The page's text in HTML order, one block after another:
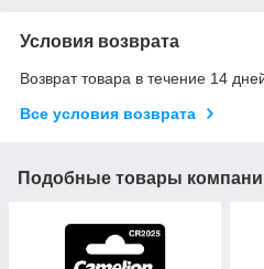
Условия возврата
Возврат товара в течение 14
Все условия возврата
Подобные товары